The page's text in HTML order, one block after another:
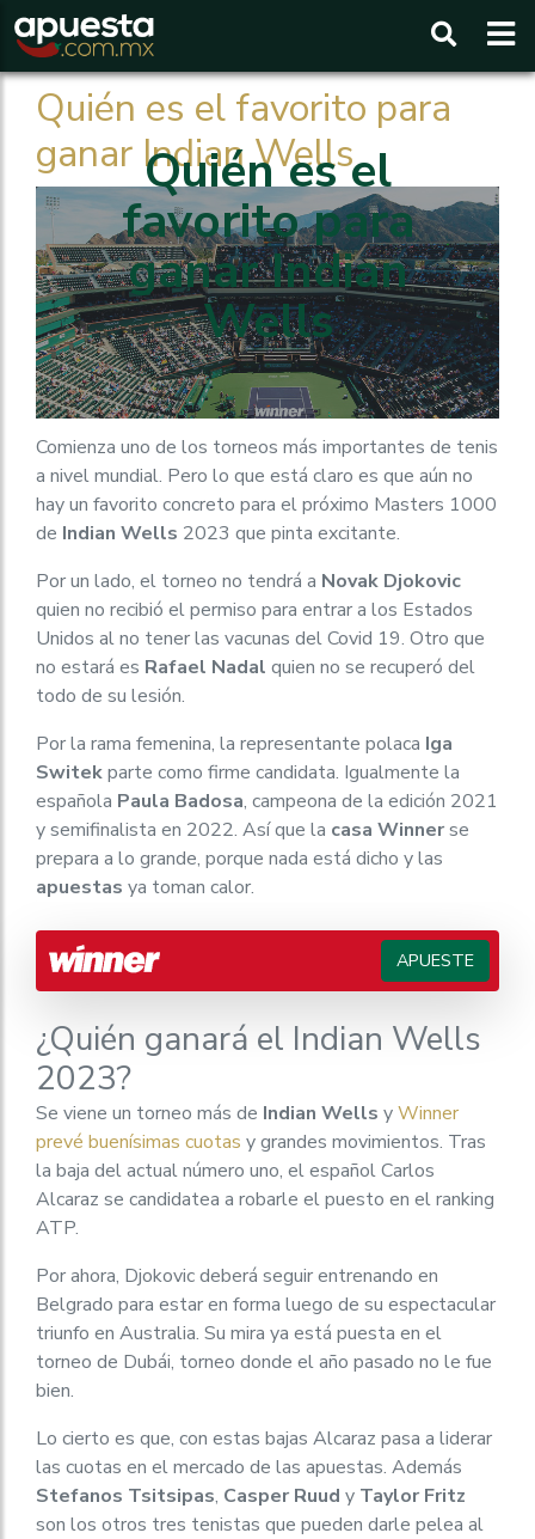
Buscar
Quién es el favorito para
ganar Indian Wells
Quién es el
favorito para
ganar Indian
Wells
Comienza uno de los torneos más importantes de tenis
a nivel mundial. Pero lo que está claro es que aún no
hay un favorito concreto para el próximo Masters 1000
de Indian Wells 2023 que pinta excitante.
Por un lado, el torneo no tendrá a Novak Djokovic
quien no recibió el permiso para entrar a los Estados
Unidos al no tener las vacunas del Covid 19. Otro que
no estará es Rafael Nadal quien no se recuperó del
todo de su lesión.
Por la rama femenina, la representante polaca Iga
Switekparte como firme candidata. Igualmente la
española Paula Badosa, campeona de la edición 2021
y semifinalista en 2022. Así que la casa Winnerse
prepara a lo grande, porque nada está dicho y las
apuestas ya toman calor.
APUESTE
¿Quién ganará el Indian Wells
2023?
Se viene un torneo más de Indian Wells yWinner
prevé buenísimas cuotas y grandes movimientos. Tras
la baja del actual número uno, el español Carlos
Alcaraz se candidatea a robarle el puesto en el ranking
ATP.
Por ahora, Djokovic deberá seguir entrenando en
Belgrado para estar en forma luego de su espectacular
triunfo en Australia. Su mira ya está puesta en el
torneo de Dubái, torneo donde el año pasado no le fue
bien.
Lo cierto es que, con estas bajas Alcaraz pasa a liderar
las cuotas en el mercado de las apuestas. Además
Stefanos Tsitsipas, Casper Ruud y Taylor Fritz
son los otros tres tenistas que pueden darle pelea al